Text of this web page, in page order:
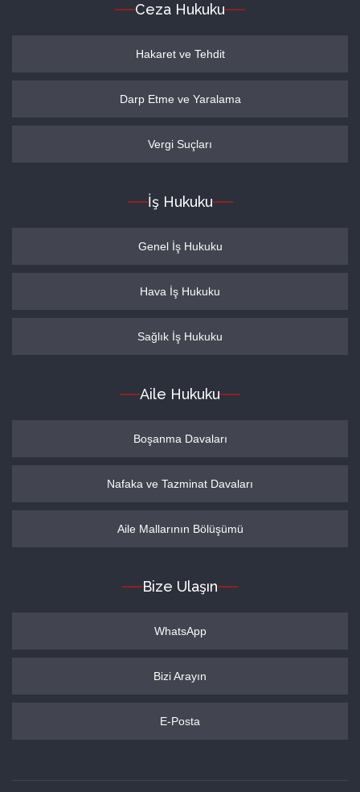
Ceza Hukuku
Hakaret ve Tehdit
Darp Etme ve Yaralama
Vergi Suçları
İş Hukuku
Genel İş Hukuku
Hava İş Hukuku
Sağlık İş Hukuku
Aile Hukuku
Boşanma Davaları
Nafaka ve Tazminat Davaları
Aile Mallarının Bölüşümü
Bize Ulaşın
WhatsApp
Bizi Arayın
E-Posta